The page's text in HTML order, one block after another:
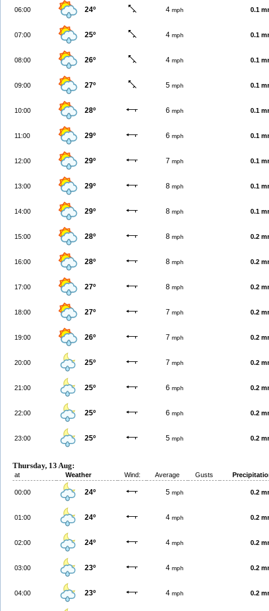
06:00 24º 4 mph 0.1
07:00 25º 4 mph 0.1
08:00 26º 4 mph 0.1
09:00 27º 5 mph 0.1
10:00 28º 6 mph 0.1
11:00 29º 6 mph 0.1
12:00 29º 7 mph 0.1
13:00 29º 8 mph 0.1
14:00 29º 8 mph 0.1
15:00 28º 8 mph 0.2
16:00 28º 8 mph 0.2
17:00 27º 8 mph 0.2
18:00 27º 7 mph 0.2
19:00 26º 7 mph 0.2
20:00 25º 7 mph 0.2
21:00 25º 6 mph 0.2
22:00 25º 6 mph 0.2
23:00 25º 5 mph 0.2
Thursday, 13 Aug:
at Weather Wind: Average Gusts
00:00 24º 5 mph 0.2
01:00 24º 4 mph 0.2
02:00 24º 4 mph 0.2
03:00 23º 4 mph 0.2
04:00 23º 4 mph 0.2